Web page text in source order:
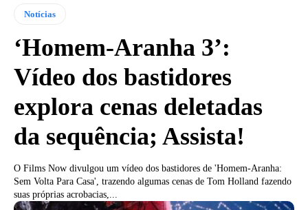
Notícias
‘Homem-Aranha 3’:
Vídeo dos bastidores
explora cenas deletadas
da sequência; Assista!
O Films Now divulgou um vídeo dos bastidores de 'Homem-Aranha:
Sem Volta Para Casa', trazendo algumas cenas de Tom Holland fazendo
suas próprias acrobacias,...